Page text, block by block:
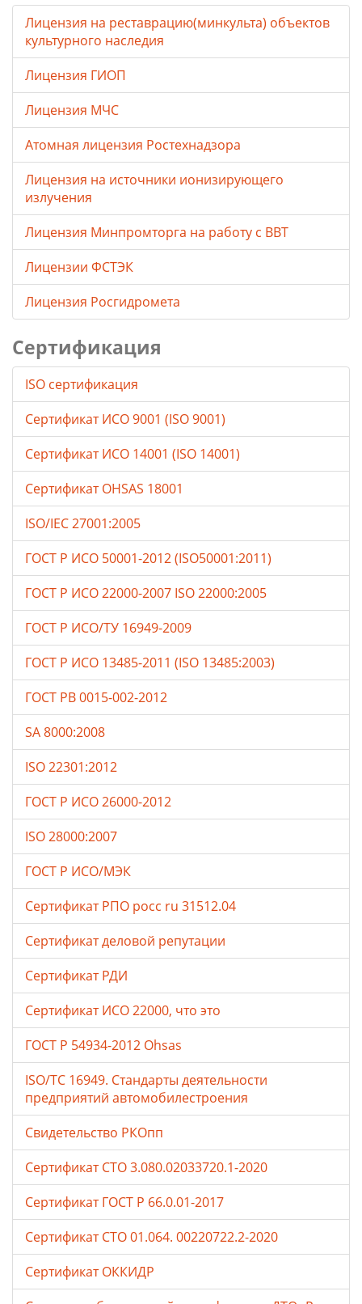
Лицензия на реставрацию(минкульта) объектов
культурного наследия
Лицензия ГИОП
Лицензия МЧС
Атомная лицензия Ростехнадзора
Лицензия на источники ионизирующего
излучения
Лицензия Минпромторга на работу с ВВТ
Лицензии ФСТЭК
Лицензия Росгидромета
Сертификация
ISO сертификация
Сертификат ИСО 9001 (ISO 9001)
Сертификат ИСО 14001 (ISO 14001)
Сертификат OHSAS 18001
ISO/IEC 27001:2005
ГОСТ Р ИСО 50001-2012 (ISO50001:2011)
ГОСТ Р ИСО 22000-2007 ISO 22000:2005
ГОСТ Р ИСО/ТУ 16949-2009
ГОСТ Р ИСО 13485-2011 (ISO 13485:2003)
ГОСТ РВ 0015-002-2012
SA 8000:2008
ISO 22301:2012
ГОСТ Р ИСО 26000-2012
ISO 28000:2007
ГОСТ Р ИСО/МЭК
Сертификат РПО росс ru 31512.04
Сертификат деловой репутации
Сертификат РДИ
Сертификат ИСО 22000, что это
ГОСТ Р 54934-2012 Ohsas
ISO/TC 16949. Стандарты деятельности
предприятий автомобилестроения
Свидетельство РКОпп
Сертификат СТО 3.080.02033720.1-2020
Сертификат ГОСТ Р 66.0.01-2017
Сертификат СТО 01.064. 00220722.2-2020
Сертификат ОККИДР